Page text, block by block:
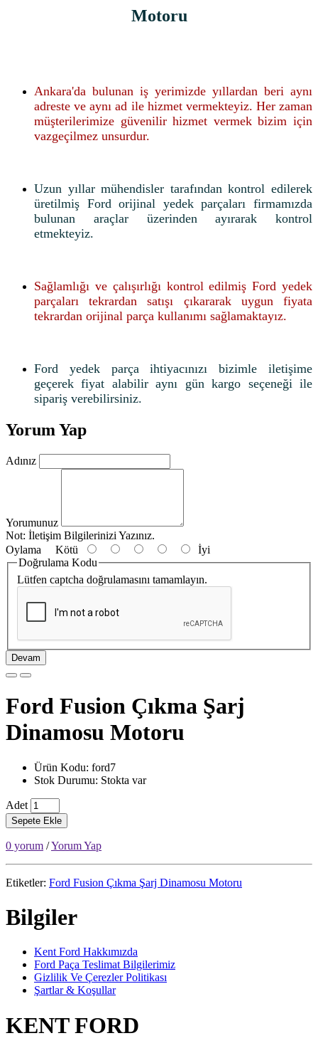
Motoru
Ankara'da bulunan iş yerimizde yıllardan beri aynı
adreste ve aynı ad ile hizmet vermekteyiz. Her zaman
müşterilerimize güvenilir hizmet vermek bizim için
vazgeçilmez unsurdur.
Uzun yıllar mühendisler tarafından kontrol edilerek
üretilmiş Ford orijinal yedek parçaları firmamızda
bulunan araçlar üzerinden ayırarak kontrol
etmekteyiz.
Sağlamlığı ve çalışırlığı kontrol edilmiş Ford yedek
parçaları tekrardan satışı çıkararak uygun fiyata
tekrardan orijinal parça kullanımı sağlamaktayız.
Ford yedek parça ihtiyacınızı bizimle iletişime
geçerek fiyat alabilir aynı gün kargo seçeneği ile
sipariş verebilirsiniz.
Yorum Yap
Adınız
Yorumunuz
Not: İletişim Bilgilerinizi Yazınız.
Oylama Kötü
İyi
Doğrulama Kodu
Lütfen captcha doğrulamasını tamamlayın.
Devam
Ford Fusion Çıkma Şarj
Dinamosu Motoru
Ürün Kodu: ford7
Stok Durumu: Stokta var
Adet
Sepete Ekle
0 yorum /Yorum Yap
Etiketler: Ford Fusion Çıkma Şarj Dinamosu Motoru
Bilgiler
Kent Ford Hakkımızda
Ford Paça Teslimat Bilgilerimiz
Gizlilik Ve Çerezler Politikası
Şartlar & Koşullar
KENT FORD